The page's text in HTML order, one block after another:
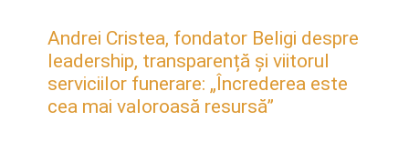
Andrei Cristea, fondator Beligi despre
leadership, transparență și viitorul
serviciilor funerare: „Încrederea este
cea mai valoroasă resursă”